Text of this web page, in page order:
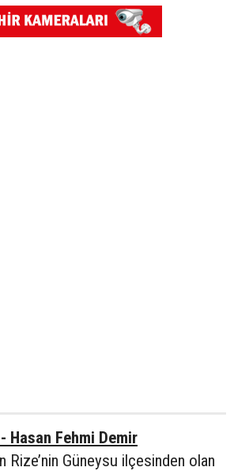
Hasan Fehmi Demir
Rize’nin Güneysu ilçesinden olan